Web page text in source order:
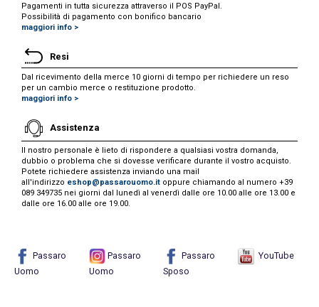
Pagamenti in tutta sicurezza attraverso il POS PayPal.
Possibilità di pagamento con bonifico bancario
maggiori info >
Resi
Dal ricevimento della merce 10 giorni di tempo per richiedere un reso
per un cambio merce o restituzione prodotto.
maggiori info >
Assistenza
Il nostro personale è lieto di rispondere a qualsiasi vostra domanda,
dubbio o problema che si dovesse verificare durante il vostro acquisto.
Potete richiedere assistenza inviando una mail
all'indirizzo eshop@passarouomo.it oppure chiamando al numero +39
089 349735 nei giorni dal lunedì al venerdì dalle ore 10.00 alle ore 13.00 e
dalle ore 16.00 alle ore 19.00.
Passaro
Uomo
Passaro
Uomo
Passaro
Sposo
YouTube